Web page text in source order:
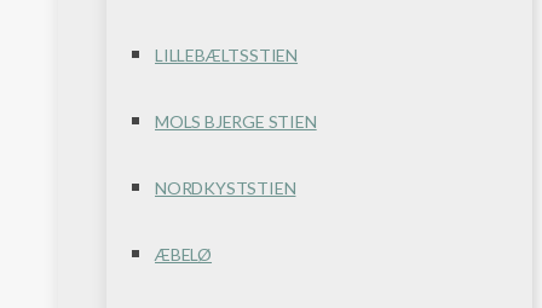
LILLEBÆLTSSTIEN
MOLS BJERGE STIEN
NORDKYSTSTIEN
ÆBELØ